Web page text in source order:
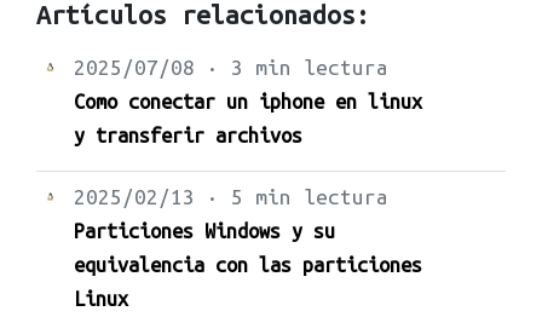
Artículos relacionados:
2025/07/08 · 3 min lectura
Como conectar un iphone en linux
y transferir archivos
2025/02/13 · 5 min lectura
Particiones Windows y su
equivalencia con las particiones
Linux